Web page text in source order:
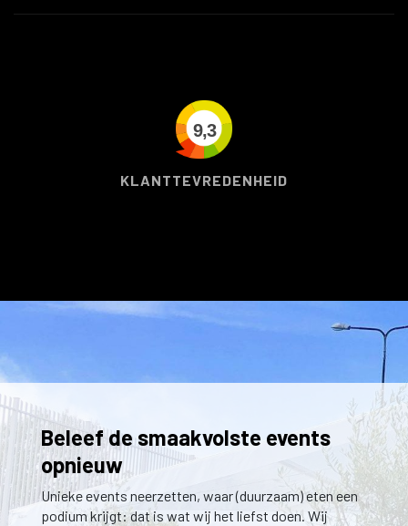
9,3
KLANTTEVREDENHEID
Beleef de smaakvolste events
opnieuw
Unieke events neerzetten, waar (duurzaam) eten een
podium krijgt: dat is wat wij het liefst doen. Wij